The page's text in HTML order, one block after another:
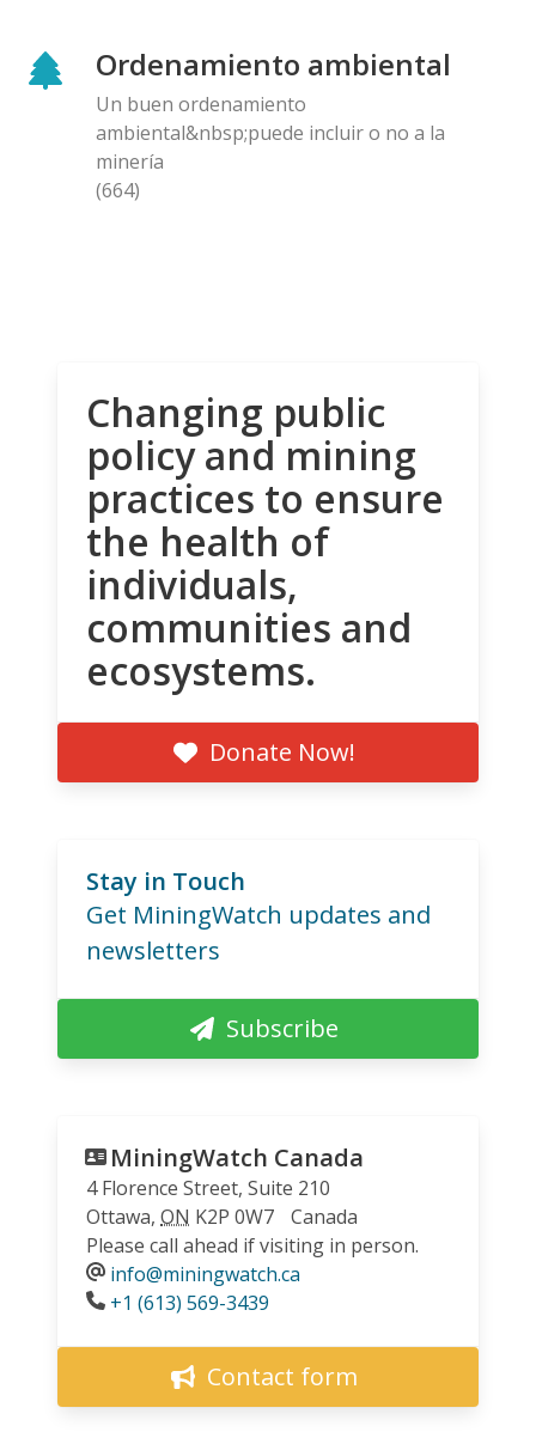
Ordenamiento ambiental
Un buen ordenamiento
ambiental&nbsp;puede incluir o no a la
minería
(664)
Changing public
policy and mining
practices to ensure
the health of
individuals,
communities and
ecosystems.
Donate Now!
Stay in Touch
Get MiningWatch updates and
newsletters
Subscribe
MiningWatch Canada
4 Florence Street, Suite 210
Ottawa, ON K2P 0W7
Canada
Please call ahead if visiting in person.
info@miningwatch.ca
Phone
+1 (613) 569-3439
Contact form